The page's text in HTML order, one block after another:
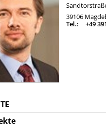
39106
Tel.:
+49